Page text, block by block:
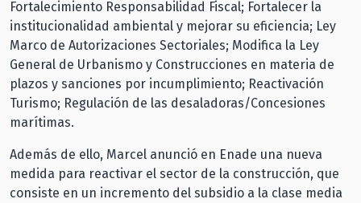
Fortalecimiento Responsabilidad Fiscal; Fortalecer la
institucionalidad ambiental y mejorar su eficiencia; Ley
Marco de Autorizaciones Sectoriales; Modifica la Ley
General de Urbanismo y Construcciones en materia de
plazos y sanciones por incumplimiento; Reactivación
Turismo; Regulación de las desaladoras/Concesiones
marítimas.
Además de ello, Marcel anunció en Enade una nueva
medida para reactivar el sector de la construcción, que
consiste en un incremento del subsidio a la clase media